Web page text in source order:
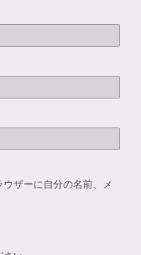
ザーに自分の名前、メ